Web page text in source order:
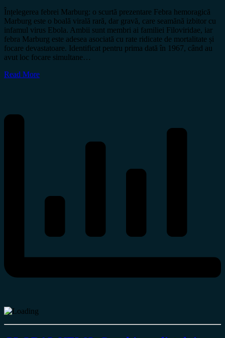
Înțelegerea febrei Marburg: o scurtă prezentare Febra hemoragică
Marburg este o boală virală rară, dar gravă, care seamănă izbitor cu
infamul virus Ebola. Ambii sunt membri ai familiei Filoviridae, iar
febra Marburg este adesea asociată cu rate ridicate de mortalitate și
focare devastatoare. Identificat pentru prima dată în 1967, când au
avut loc focare simultane…
Read More